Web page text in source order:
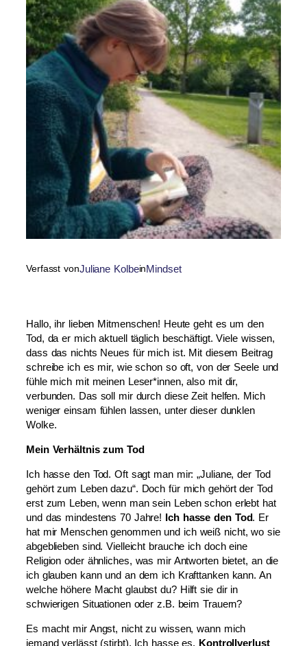
Verfasst vonJuliane KolbeinMindset
Hallo, ihr lieben Mitmenschen! Heute geht es um den
Tod, da er mich aktuell täglich beschäftigt. Viele wissen,
dass das nichts Neues für mich ist. Mit diesem Beitrag
schreibe ich es mir, wie schon so oft, von der Seele und
fühle mich mit meinen Leser*innen, also mit dir,
verbunden. Das soll mir durch diese Zeit helfen. Mich
weniger einsam fühlen lassen, unter dieser dunklen
Wolke.
Mein Verhältnis zum Tod
Ich hasse den Tod. Oft sagt man mir: „Juliane, der Tod
gehört zum Leben dazu“. Doch für mich gehört der Tod
erst zum Leben, wenn man sein Leben schon erlebt hat
und das mindestens 70 Jahre! Ich hasse den Tod. Er
hat mir Menschen genommen und ich weiß nicht, wo sie
abgeblieben sind. Vielleicht brauche ich doch eine
Religion oder ähnliches, was mir Antworten bietet, an die
ich glauben kann und an dem ich Krafttanken kann. An
welche höhere Macht glaubst du? Hilft sie dir in
schwierigen Situationen oder z.B. beim Trauern?
Es macht mir Angst, nicht zu wissen, wann mich
jemand verlässt (stirbt). Ich hasse es. Kontrollverlust